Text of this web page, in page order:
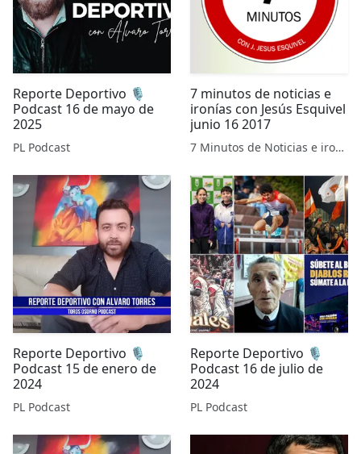
Reporte Deportivo 🎙️
Podcast 16 de mayo de
2025
PL Podcast
7 minutos de noticias e
ironías con Jesús Esquivel
junio 16 2017
7 Minutos de Noticias e ironías
Reporte Deportivo 🎙️
Podcast 15 de enero de
2024
PL Podcast
Reporte Deportivo 🎙️
Podcast 16 de julio de
2024
PL Podcast